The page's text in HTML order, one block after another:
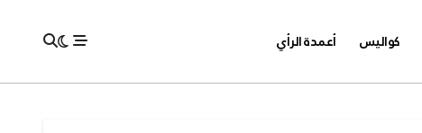
كواليس أعمدة الرأي